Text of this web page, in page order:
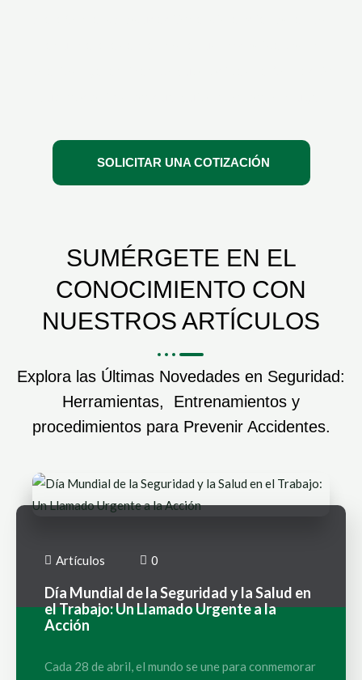
SOLICITAR UNA COTIZACIÓN
SUMÉRGETE EN EL
CONOCIMIENTO CON
NUESTROS ARTÍCULOS
Explora las Últimas Novedades en Seguridad:
Herramientas, Entrenamientos y
procedimientos para Prevenir Accidentes.
Artículos 0
Día Mundial de la Seguridad y la Salud en
el Trabajo: Un Llamado Urgente a la
Acción
Cada 28 de abril, el mundo se une para conmemorar